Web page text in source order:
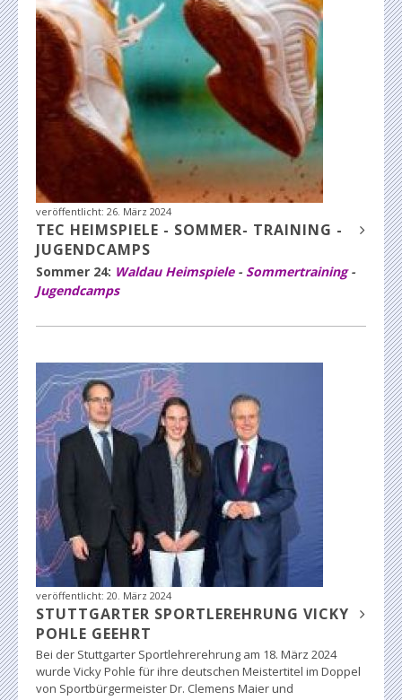
veröffentlicht: 26. März 2024
TEC HEIMSPIELE - SOMMER- TRAINING -
JUGENDCAMPS
Sommer 24: Waldau Heimspiele- Sommertraining-
Jugendcamps
veröffentlicht: 20. März 2024
STUTTGARTER SPORTLEREHRUNG VICKY
POHLE GEEHRT
Bei der Stuttgarter Sportlehrerehrung am 18. März 2024
wurde Vicky Pohle für ihre deutschen Meistertitel im Doppel
von Sportbürgermeister Dr. Clemens Maier und